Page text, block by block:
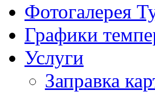
Фотогалерея
Графики
Услуги
Заправка